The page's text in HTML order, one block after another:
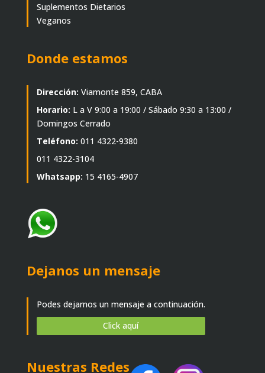
Suplementos Dietarios
Veganos
Donde estamos
Dirección: Viamonte 859, CABA
Horario: L a V 9:00 a 19:00 / Sábado 9:30 a 13:00 /
Domingos Cerrado
Teléfono: 011 4322-9380
011 4322-3104
Whatsapp: 15 4165-4907
Dejanos un mensaje
Podes dejarnos un mensaje a continuación.
Click aquí
Nuestras Redes